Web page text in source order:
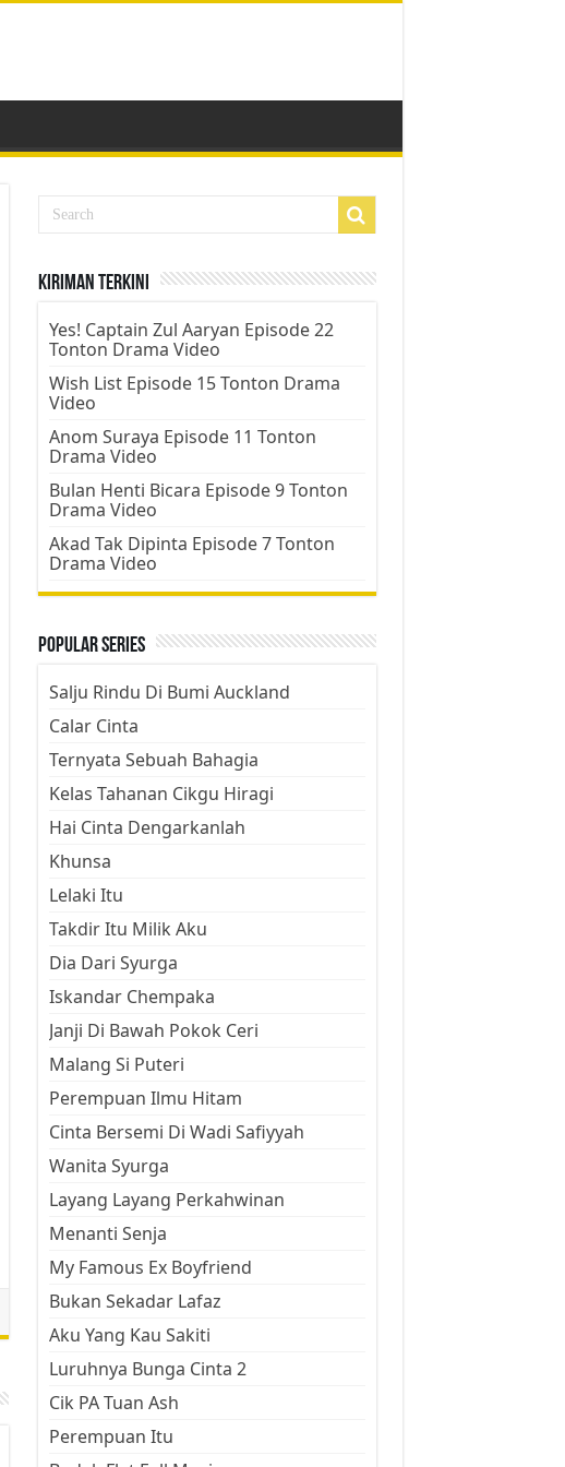
Kiriman Terkini
Yes! Captain Zul Aaryan Episode 22
Tonton Drama Video
Wish List Episode 15 Tonton Drama
Video
Anom Suraya Episode 11 Tonton
Drama Video
Bulan Henti Bicara Episode 9 Tonton
Drama Video
Akad Tak Dipinta Episode 7 Tonton
Drama Video
Popular Series
Salju Rindu Di Bumi Auckland
Calar Cinta
Ternyata Sebuah Bahagia
Kelas Tahanan Cikgu Hiragi
Hai Cinta Dengarkanlah
Khunsa
Lelaki Itu
Takdir Itu Milik Aku
Dia Dari Syurga
Iskandar Chempaka
Janji Di Bawah Pokok Ceri
Malang Si Puteri
Perempuan Ilmu Hitam
Cinta Bersemi Di Wadi Safiyyah
Wanita Syurga
Layang Layang Perkahwinan
Menanti Senja
My Famous Ex Boyfriend
Bukan Sekadar Lafaz
Aku Yang Kau Sakiti
Luruhnya Bunga Cinta 2
Cik PA Tuan Ash
Perempuan Itu